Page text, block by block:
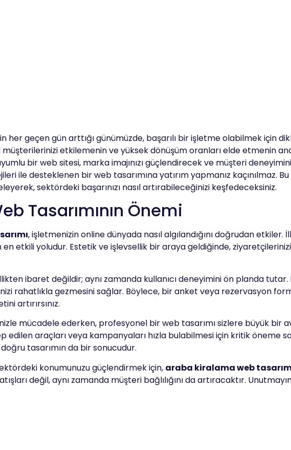
geçen gün arttığı günümüzde, başarılı bir işletme olabilmek için
etkilemenin ve yüksek dönüşüm oranları elde etmenin
bir web sitesi, marka imajınızı güçlendirecek ve müşteri
ile desteklenen bir web tasarımına yatırım yapmanız kaçınılmaz.
sektördeki başarınızı nasıl artırabileceğinizi keşfedeceksiniz.
Tasarımının Önemi
, işletmenizin online dünyada nasıl algılandığını doğrudan
etkili yoludur. Estetik ve işlevsellik bir araya geldiğinde,
ibaret değildir; aynı zamanda kullanıcı deneyimini ön planda
rahatlıkla gezmesini sağlar. Böylece, bir anket veya rezervasyon
artırırsınız.
mücadele ederken, profesyonel bir web tasarımı sizlere büyük bir
araçları veya kampanyaları hızla bulabilmesi için kritik öneme
tasarımın da bir sonucudur.
konumunuzu güçlendirmek için, araba kiralama web
değil, aynı zamanda müşteri bağlılığını da artıracaktır.